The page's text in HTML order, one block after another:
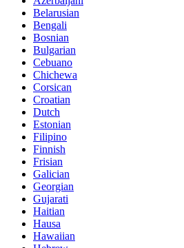
Belarusian
Bengali
Bosnian
Bulgarian
Cebuano
Chichewa
Corsican
Croatian
Dutch
Estonian
Filipino
Finnish
Frisian
Galician
Georgian
Gujarati
Haitian
Hausa
Hawaiian